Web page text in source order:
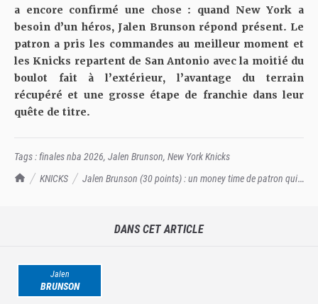
TrashTalk Actu NBA
KNICKS
Jalen Brunson (30 points) : un money time de patron qui
a encore confirmé une chose : quand New York a
besoin d’un héros, Jalen Brunson répond présent. Le
patron a pris les commandes au meilleur moment et
les Knicks repartent de San Antonio avec la moitié du
boulot fait à l’extérieur, l’avantage du terrain
récupéré et une grosse étape de franchie dans leur
quête de titre.
Tags : finales nba 2026, Jalen Brunson, New York Knicks
DANS CET ARTICLE
Jalen
BRUNSON